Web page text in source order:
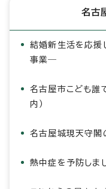
名古
結婚新生活を応
事業―
名古屋市こども誰
内）
名古屋城現天守閣
熱中症を予防しま